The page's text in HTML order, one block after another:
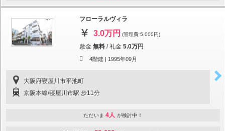
フローラルヴィラ
3.0万円 (管理費 5,000円)
敷金 無料 /礼金 5.0万円
4階建 | 1995年09月
大阪府寝屋川市平池町
京阪本線/寝屋川市駅 歩11分
ただいま 4人 が検討中！